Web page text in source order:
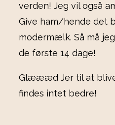
verden! Jeg vil også
Give ham/hende det
modermælk. Så må
de første 14 dage!
Glæææd Jer til at
findes intet bedre!